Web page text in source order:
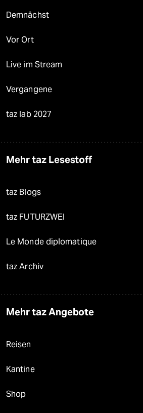
Demnächst
Vor Ort
Live im Stream
Vergangene
taz lab 2027
Mehr taz Lesestoff
taz Blogs
taz FUTURZWEI
Le Monde diplomatique
taz Archiv
Mehr taz Angebote
Reisen
Kantine
Shop